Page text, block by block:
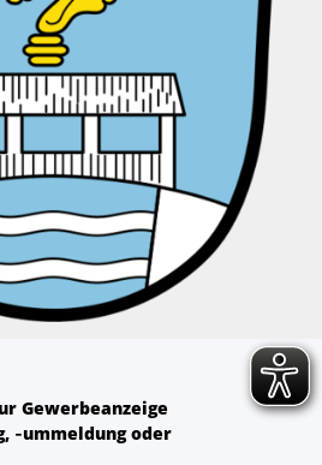
Gewerbeanzeige
‑ummeldung oder